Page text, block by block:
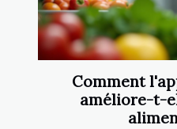
Comment
améliore-t-